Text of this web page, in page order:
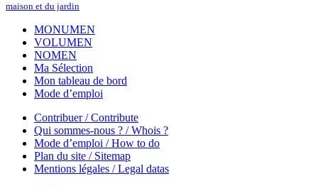
maison et du jardin
MONUMEN
VOLUMEN
NOMEN
Ma Sélection
Mon tableau de bord
Mode d’emploi
Contribuer / Contribute
Qui sommes-nous ? / Whois ?
Mode d’emploi / How to do
Plan du site / Sitemap
Mentions légales / Legal datas